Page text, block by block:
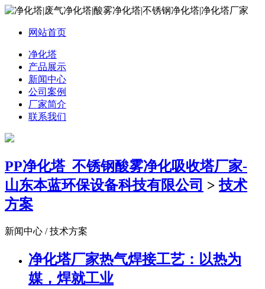
网站首页
净化塔
产品展示
新闻中心
公司案例
厂家简介
联系我们
PP净化塔_不锈钢酸雾净化吸收塔厂家-
山东本蓝环保设备科技有限公司 >技术
方案
新闻中心 / 技术方案
净化塔厂家热气焊接工艺：以热为
媒，焊就工业